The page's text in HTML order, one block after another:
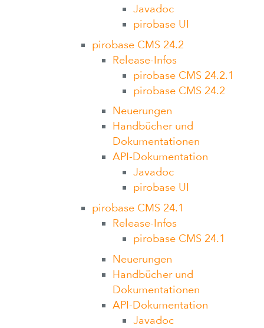
Javadoc
pirobase UI
pirobase CMS 24.2
Release-Infos
pirobase CMS 24.2.1
pirobase CMS 24.2
Neuerungen
Handbücher und
Dokumentationen
API-Dokumentation
Javadoc
pirobase UI
pirobase CMS 24.1
Release-Infos
pirobase CMS 24.1
Neuerungen
Handbücher und
Dokumentationen
API-Dokumentation
Javadoc